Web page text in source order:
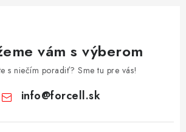
vám s výberom
s niečím poradiť? Sme tu pre vás!
info@forcell.sk